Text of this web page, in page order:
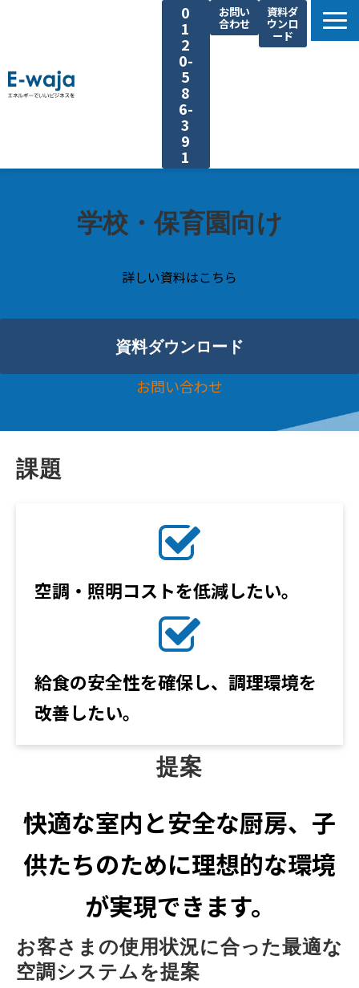
0
1
2
0-
5
8
6-
3
9
1
お問い
合わせ
資料ダ
ウンロ
ード
サービス一覧
業種別ご提案
課題別ご提案
よくあるご質問
学校・保育園向け
詳しい資料はこちら
資料ダウンロード
お問い合わせ
課題
空調・照明コストを低減したい。
給食の安全性を確保し、調理環境を
改善したい。
提案
快適な室内と安全な厨房、子
供たちのために理想的な環境
が実現できます。
お客さまの使用状況に合った最適な
空調システムを提案